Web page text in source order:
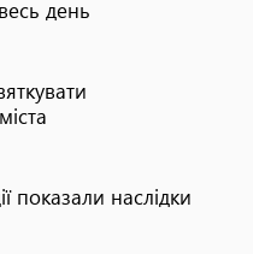
день
показали наслідки